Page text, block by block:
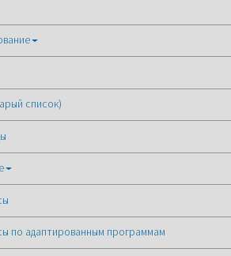
список)
по адаптированным программам